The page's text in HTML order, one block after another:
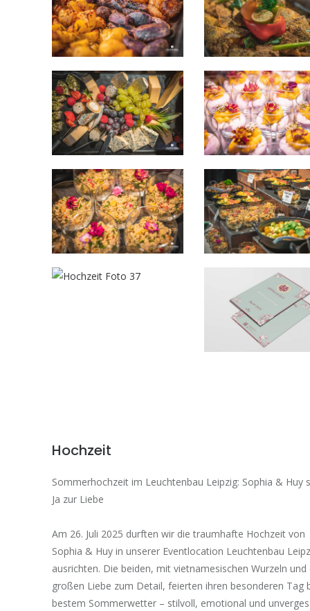
Hochzeit
Sommerhochzeit im Leuchtenbau Leipzig: Sophia & Huy
Ja zur Liebe
Am 26. Juli 2025 durften wir die traumhafte Hochzeit von
Sophia & Huy in unserer Eventlocation Leuchtenbau
ausrichten. Die beiden, mit vietnamesischen Wurzeln und
großen Liebe zum Detail, feierten ihren besonderen Tag
bestem Sommerwetter – stilvoll, emotional und